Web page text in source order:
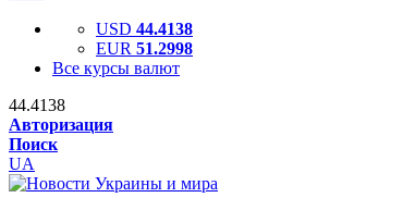
USD 44.4138
EUR 51.2998
Все курсы валют
44.4138
Авторизация
Поиск
UA